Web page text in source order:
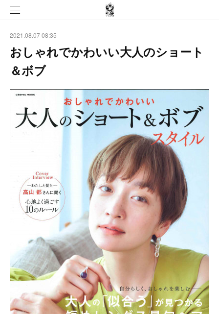
2021.08.07 08:35
おしゃれでかわいい大人のショート
＆ボブ